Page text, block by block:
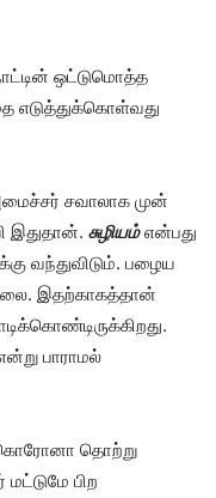
ஒட்டுமொத்த
எடுத்துக்கொள்வது
சவாலாக முன்
இதுதான். சுழியம்என்பது
வந்துவிடும். பழைய
இதற்காகத்தான்
பாராமல்
தொற்று
மட்டுமே பிற